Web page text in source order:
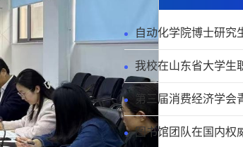
自动化学院博士研究
我校在山东省大学生
第三届消费经济学会
图书馆团队在国内权